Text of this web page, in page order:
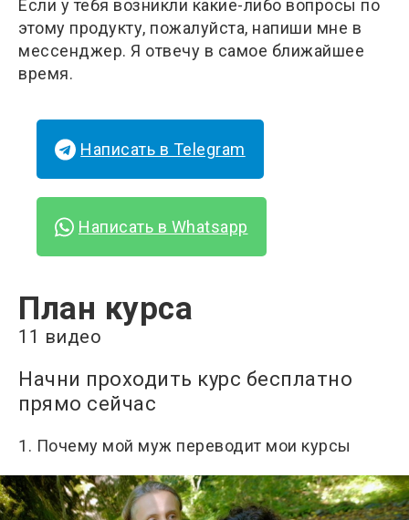
Если у тебя возникли какие-либо вопросы по
этому продукту, пожалуйста, напиши мне в
мессенджер. Я отвечу в самое ближайшее
время.
Написать в Telegram
Написать в Whatsapp
План курса
11 видео
Начни проходить курс бесплатно
прямо сейчас
1. Почему мой муж переводит мои курсы